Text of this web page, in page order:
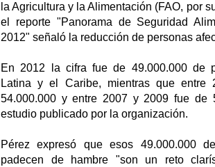
la Agricultura y la Alimentación (FAO, por
el reporte "Panorama de Seguridad
2012" señaló la reducción de personas
En 2012 la cifra fue de 49.000.000 de
Latina y el Caribe, mientras que
54.000.000 y entre 2007 y 2009 fue de
estudio publicado por la organización.
Pérez expresó que esos 49.000.000
padecen de hambre "son un reto